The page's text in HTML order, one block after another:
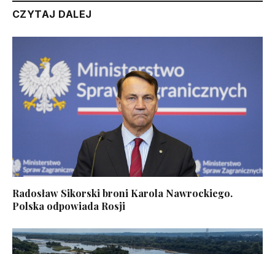
CZYTAJ DALEJ
Radosław Sikorski broni Karola Nawrockiego.
Polska odpowiada Rosji